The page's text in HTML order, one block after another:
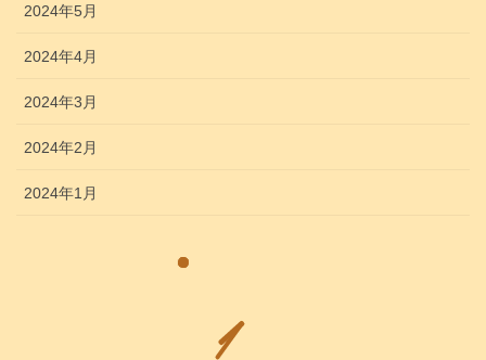
2024年5月
2024年4月
2024年3月
2024年2月
2024年1月